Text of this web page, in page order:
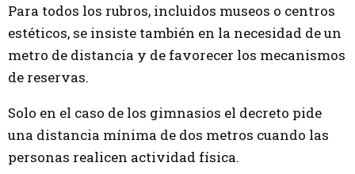
Para todos los rubros, incluidos museos o centros
estéticos, se insiste también en la necesidad de un
metro de distancia y de favorecer los mecanismos
de reservas.
Solo en el caso de los gimnasios el decreto pide
una distancia mínima de dos metros cuando las
personas realicen actividad física.